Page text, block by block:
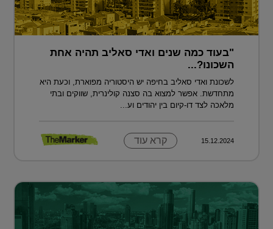
"בעוד כמה שנים ואדי סאליב תהיה אחת
השכונו?...
לשכונת ואדי סאליב בחיפה יש היסטוריה מפוארת, וכעת היא
מתחדשת. אפשר למצוא בה סצנה קולינרית, שווקים ובתי
מלאכה לצד דו-קיום בין יהודים וע...
15.12.2024 קרא עוד